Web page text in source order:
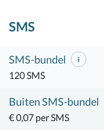
SMS
SMS-bundel
120 SMS
Buiten SMS-bundel
€ 0,07 per SMS